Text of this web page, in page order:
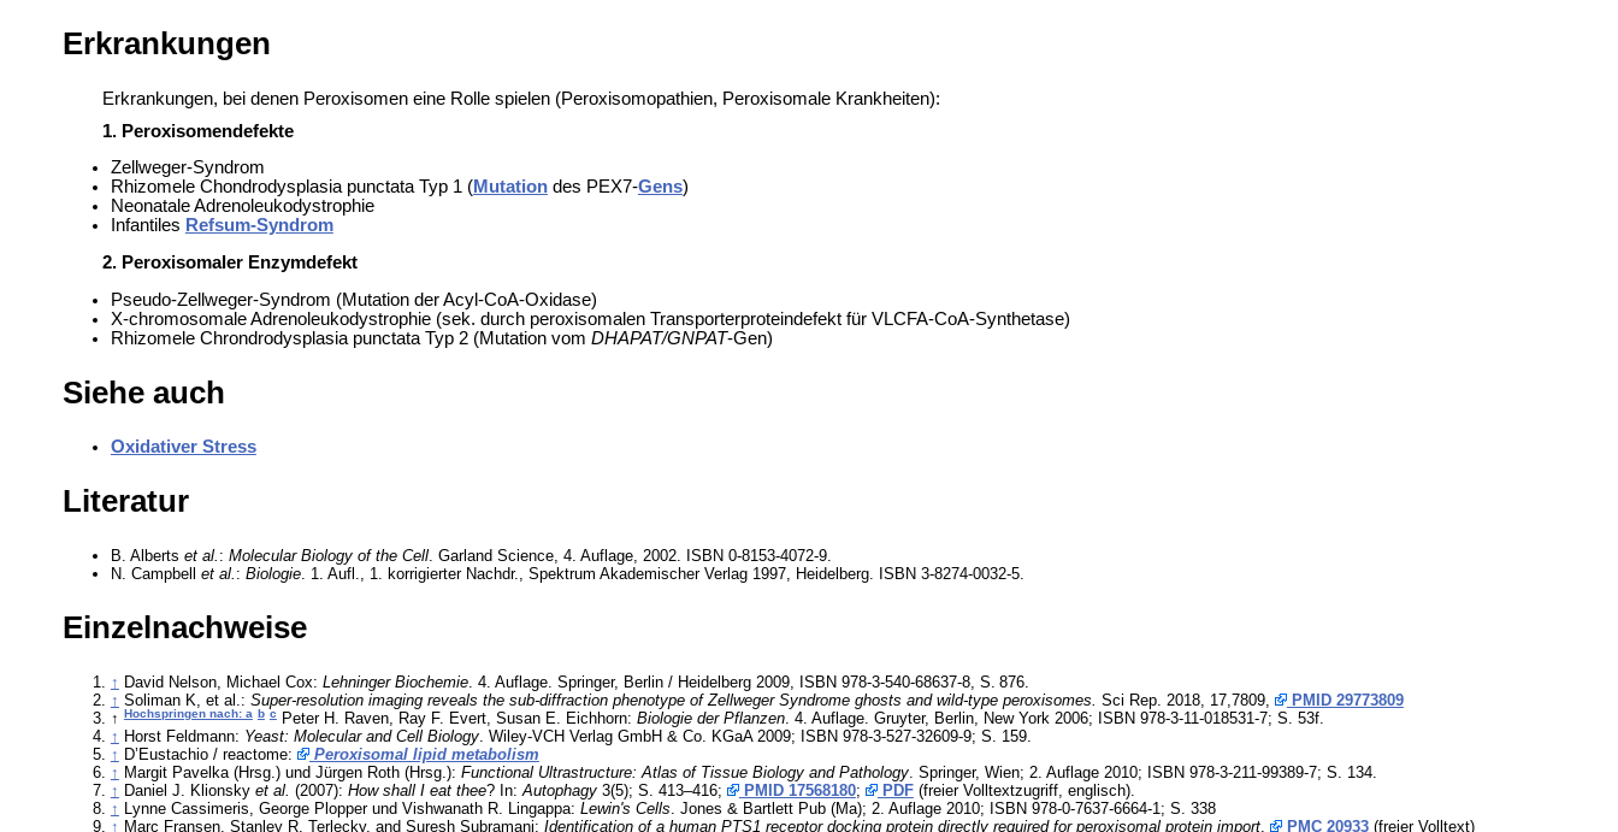
Erkrankungen
Erkrankungen, bei denen Peroxisomen eine Rolle spielen (Peroxisomopathien, Peroxisomale Krankheiten):
1. Peroxisomendefekte
Zellweger-Syndrom
Rhizomele Chondrodysplasia punctata Typ 1 (Mutationdes PEX7-Gens)
NeonataleAdrenoleukodystrophie
Infantiles Refsum-Syndrom
2. Peroxisomaler Enzymdefekt
Pseudo-Zellweger-Syndrom (Mutation der Acyl-CoA-Oxidase)
X-chromosomale Adrenoleukodystrophie (sek. durch peroxisomalen Transporterproteindefekt für VLCFA-CoA-Synthetase)
Rhizomele Chrondrodysplasia punctata Typ 2 (Mutation vom DHAPAT/GNPAT-Gen)
Siehe auch
Oxidativer Stress
Literatur
B. Alberts et al. : Molecular Biology of the Cell. Garland Science, 4. Auflage, 2002. ISBN 0-8153-4072-9.
N. Campbell et al. : Biologie. 1. Aufl., 1. korrigierter Nachdr., Spektrum Akademischer Verlag 1997, Heidelberg. ISBN 3-8274-0032-5.
Einzelnachweise
↑ David Nelson, Michael Cox: Lehninger Biochemie. 4. Auflage. Springer, Berlin / Heidelberg 2009, ISBN 978-3-540-68637-8, S. 876.
↑ Soliman K, et al.: Super-resolution imaging reveals the sub-diffraction phenotype of Zellweger Syndrome ghosts and wild-type peroxisomes. Sci Rep. 2018, 17,7809,
PMID 29773809
↑ Hochspringen nach: a b cPeter H. Raven, Ray F. Evert, Susan E. Eichhorn: Biologie der Pflanzen. 4. Auflage. Gruyter, Berlin, New York 2006; ISBN 978-3-11-018531-7; S. 53f.
↑ Horst Feldmann: Yeast: Molecular and Cell Biology. Wiley-VCH Verlag GmbH & Co. KGaA 2009; ISBN 978-3-527-32609-9; S. 159.
↑ D’Eustachio / reactome:
Peroxisomal lipid metabolism
↑ Margit Pavelka (Hrsg.) und Jürgen Roth (Hrsg.): Functional Ultrastructure: Atlas of Tissue Biology and Pathology. Springer, Wien; 2. Auflage 2010; ISBN 978-3-211-99389-7; S. 134.
↑ Daniel J. Klionsky et al. (2007): How shall I eat thee? In:Autophagy3(5); S. 413–416; PMID 17568180; PDF(freier Volltextzugriff, englisch).
↑ Lynne Cassimeris, George Plopper und Vishwanath R. Lingappa: Lewin's Cells. Jones & Bartlett Pub (Ma); 2. Auflage 2010; ISBN 978-0-7637-6664-1; S. 338
↑ Marc Fransen, Stanley R. Terlecky, and Suresh Subramani: Identification of a human PTS1 receptor docking protein directly required for peroxisomal protein import, PMC 20933(freier Volltext)